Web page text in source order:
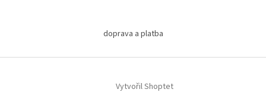
doprava a platba
Vytvořil Shoptet